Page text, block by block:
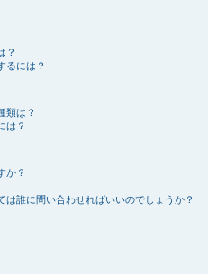
？
るには？
類は？
は？
か？
誰に問い合わせればいいのでしょうか？